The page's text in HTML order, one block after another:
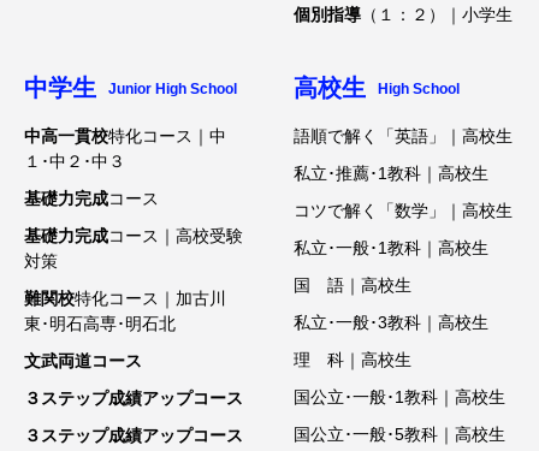
個別指導 （１：２）｜小学生
中学生 Junior High School
中高一貫校特化コース｜中
１･中２･中３
基礎力完成コース
基礎力完成コース｜高校受験
対策
難関校特化コース｜加古川
東･明石高専･明石北
文武両道コース
３ステップ成績アップコース
３ステップ成績アップコース
高校生 High School
語順で解く「英語」｜高校生
私立･推薦･1教科｜高校生
コツで解く「数学」｜高校生
私立･一般･1教科｜高校生
国 語｜高校生
私立･一般･3教科｜高校生
理 科｜高校生
国公立･一般･1教科｜高校生
国公立･一般･5教科｜高校生